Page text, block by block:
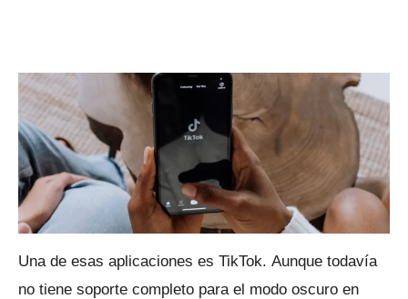
Una de esas aplicaciones es TikTok. Aunque todavía
no tiene soporte completo para el modo oscuro en